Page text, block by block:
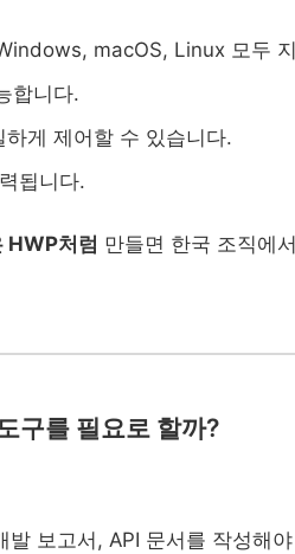
macOS, Linux 모두
합니다.
게 제어할 수 있습니다.
됩니다.
HWP처럼 만들면 한국 조직에
구를 필요로 할까?
발 보고서, API 문서를 작성해